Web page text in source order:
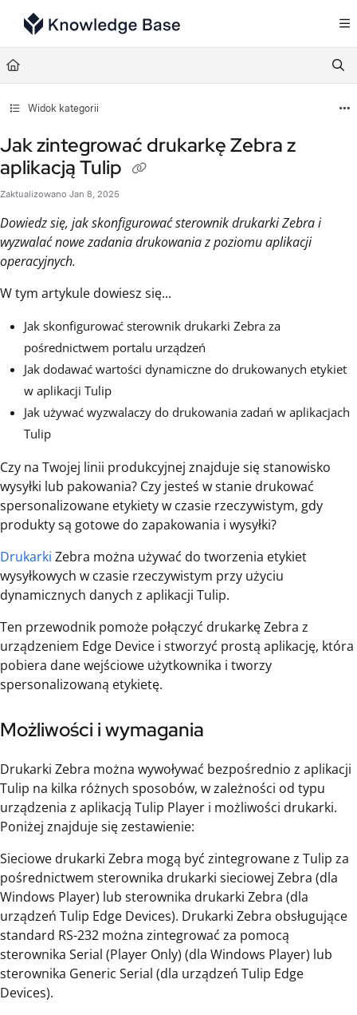
Documentation Index
Fetch the complete documentation index at:
Use this file to discover all available pages before exploring further.
Widok kategorii
Jak zintegrować drukarkę Zebra z
aplikacją Tulip
Zaktualizowano Jan 8, 2025
Dowiedz się, jak skonfigurować sterownik drukarki Zebra i
wyzwalać nowe zadania drukowania z poziomu aplikacji
operacyjnych.
W tym artykule dowiesz się...
Jak skonfigurować sterownik drukarki Zebra za
pośrednictwem portalu urządzeń
Jak dodawać wartości dynamiczne do drukowanych etykiet
w aplikacji Tulip
Jak używać wyzwalaczy do drukowania zadań w aplikacjach
Tulip
Czy na Twojej linii produkcyjnej znajduje się stanowisko
wysyłki lub pakowania? Czy jesteś w stanie drukować
spersonalizowane etykiety w czasie rzeczywistym, gdy
produkty są gotowe do zapakowania i wysyłki?
Drukarki Zebra można używać do tworzenia etykiet
wysyłkowych w czasie rzeczywistym przy użyciu
dynamicznych danych z aplikacji Tulip.
Ten przewodnik pomoże połączyć drukarkę Zebra z
urządzeniem Edge Device i stworzyć prostą aplikację, która
pobiera dane wejściowe użytkownika i tworzy
spersonalizowaną etykietę.
Możliwości i wymagania
Drukarki Zebra można wywoływać bezpośrednio z aplikacji
Tulip na kilka różnych sposobów, w zależności od typu
urządzenia z aplikacją Tulip Player i możliwości drukarki.
Poniżej znajduje się zestawienie:
Sieciowe drukarki Zebra mogą być zintegrowane z Tulip za
pośrednictwem sterownika drukarki sieciowej Zebra (dla
Windows Player) lub sterownika drukarki Zebra (dla
urządzeń Tulip Edge Devices). Drukarki Zebra obsługujące
standard RS-232 można zintegrować za pomocą
sterownika Serial (Player Only) (dla Windows Player) lub
sterownika Generic Serial (dla urządzeń Tulip Edge
Devices).